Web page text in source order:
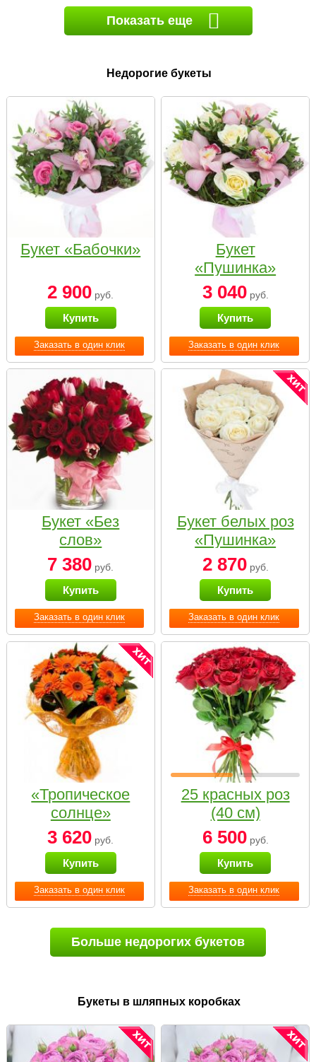
Показать еще
Недорогие букеты
Заказать в один клик
Букет «Бабочки»
2 900 руб.
Купить
Заказать в один клик
Букет
«Пушинка»
3 040руб.
Купить
Заказать в один клик
Букет «Без
слов»
7 380 руб.
Купить
Заказать в один клик
Букет белых роз
«Пушинка»
2 870руб.
Купить
Заказать в один клик
«Тропическое
солнце»
3 620 руб.
Купить
Заказать в один клик
25 красных роз
(40 см)
6 500руб.
Купить
Больше недорогих букетов
Букеты в шляпных коробках